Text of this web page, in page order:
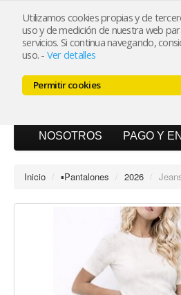
Utilizamos cookies propias y de
uso y de medición de nuestra web
servicios. Si continua navegando,
uso. - Ver detalles
Permitir cookies
NOSOTROS PAGO Y
Inicio / ▪︎Pantalones / 2026 /